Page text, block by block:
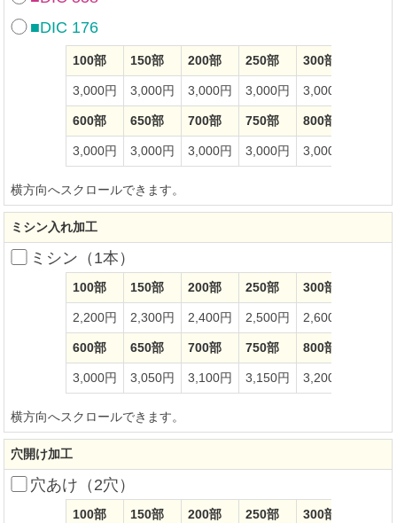
■DIC 176
100部 150部 200部 250部 300部
3,000円 3,000円 3,000円 3,000円 3,000円
600部 650部 700部 750部 800部
3,000円 3,000円 3,000円 3,000円 3,000円
横方向へスクロールできます。
ミシン入れ加工
ミシン（1本）
100部 150部 200部 250部 300部
2,200円 2,300円 2,400円 2,500円 2,600円
600部 650部 700部 750部 800部
3,000円 3,050円 3,100円 3,150円 3,200円
横方向へスクロールできます。
穴開け加工
穴あけ（2穴）
100部 150部 200部 250部 300部